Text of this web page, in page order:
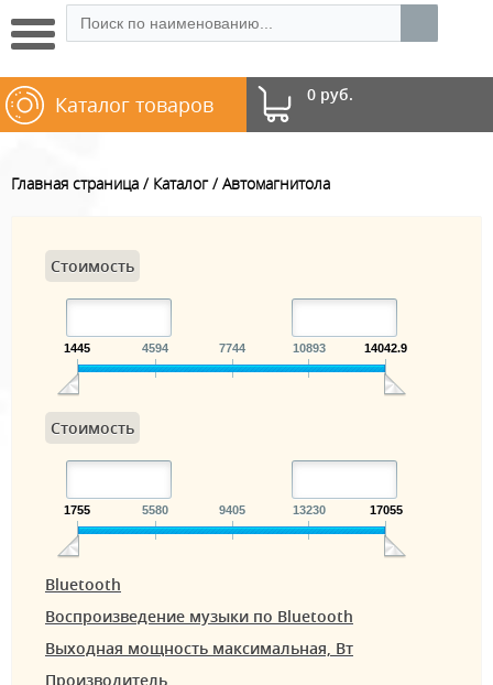
0 руб.
Каталог товаров
Главная страница Каталог Автомагнитола
Стоимость
1445 4594 7744 10893 14042.9
Стоимость
1755 5580 9405 13230 17055
Bluetooth
Воспроизведение музыки по Bluetooth
Выходная мощность максимальная, Вт
Производитель